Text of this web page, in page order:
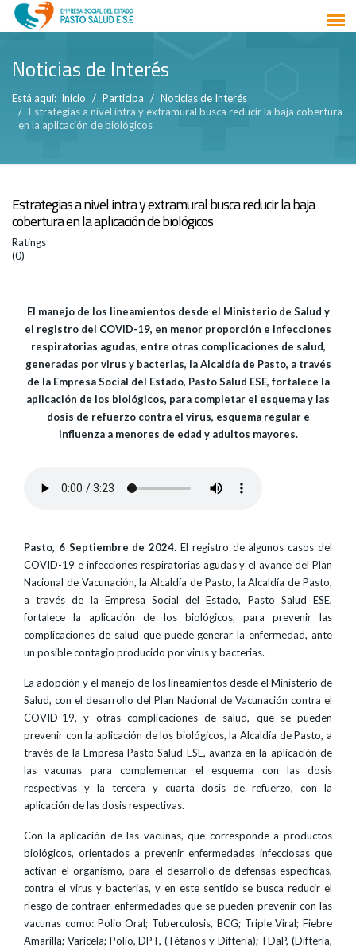
Noticias de Interés
Está aquí: Inicio Participa
Noticias de Interés
Estrategias a nivel intra y extramural busca reducir la baja cobertura
en la aplicación de biológicos
Estrategias a nivel intra y extramural busca reducir la baja
cobertura en la aplicación de biológicos
Ratings
(0)
El manejo de los lineamientos desde el Ministerio de Salud y
el registro del COVID-19, en menor proporción e infecciones
respiratorias agudas, entre otras complicaciones de salud,
generadas por virus y bacterias, la Alcaldía de Pasto, a través
de la Empresa Social del Estado, Pasto Salud ESE, fortalece la
aplicación de los biológicos, para completar el esquema y las
dosis de refuerzo contra el virus, esquema regular e
influenza a menores de edad y adultos mayores.
Pasto, 6 Septiembre de 2024. El registro de algunos casos del
COVID-19 e infecciones respiratorias agudas y el avance del Plan
Nacional de Vacunación, la Alcaldía de Pasto, la Alcaldía de Pasto,
a través de la Empresa Social del Estado, Pasto Salud ESE,
fortalece la aplicación de los biológicos, para prevenir las
complicaciones de salud que puede generar la enfermedad, ante
un posible contagio producido por virus y bacterias.
La adopción y el manejo de los lineamientos desde el Ministerio de
Salud, con el desarrollo del Plan Nacional de Vacunación contra el
COVID-19, y otras complicaciones de salud, que se pueden
prevenir con la aplicación de los biológicos, la Alcaldía de Pasto, a
través de la Empresa Pasto Salud ESE, avanza en la aplicación de
las vacunas para complementar el esquema con las dosis
respectivas y la tercera y cuarta dosis de refuerzo, con la
aplicación de las dosis respectivas.
Con la aplicación de las vacunas, que corresponde a productos
biológicos, orientados a prevenir enfermedades infecciosas que
activan el organismo, para el desarrollo de defensas específicas,
contra el virus y bacterias, y en este sentido se busca reducir el
riesgo de contraer enfermedades que se pueden prevenir con las
vacunas como: Polio Oral; Tuberculosis, BCG; Triple Viral; Fiebre
Amarilla; Varicela; Polio, DPT, (Tétanos y Difteria); TDaP, (Difteria,